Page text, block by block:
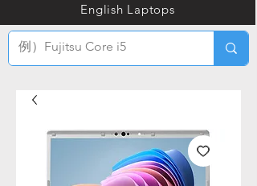
TEL
03
English Laptops